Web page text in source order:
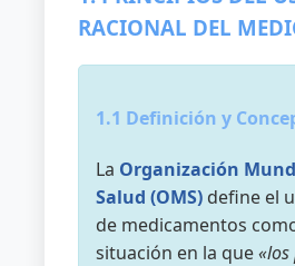
RACIONAL DEL
1.1 Definición y
La Organización
Salud (OMS) define el
de medicamentos
situación en la que«los